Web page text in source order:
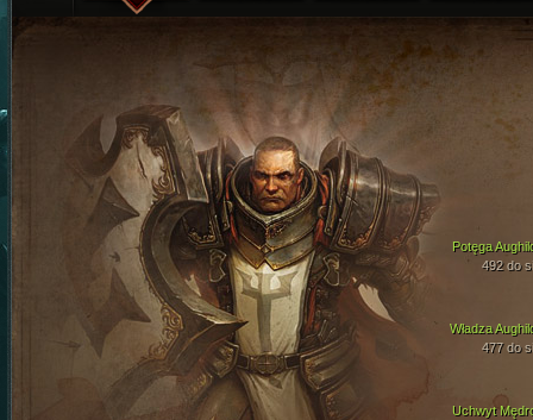
Władza
477 do
Uchwyt
Potęga
492 do